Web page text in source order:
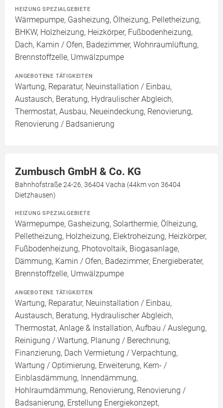
HEIZUNG SPEZIALGEBIETE
Wärmepumpe, Gasheizung, Ölheizung, Pelletheizung,
BHKW, Holzheizung, Heizkörper, Fußbodenheizung,
Dach, Kamin / Ofen, Badezimmer, Wohnraumlüftung,
Brennstoffzelle, Umwälzpumpe
ANGEBOTENE TÄTIGKEITEN
Wartung, Reparatur, Neuinstallation / Einbau,
Austausch, Beratung, Hydraulischer Abgleich,
Thermostat, Ausbau, Neueindeckung, Renovierung,
Renovierung / Badsanierung
Zumbusch GmbH & Co. KG
Bahnhofstraße 24-26, 36404 Vacha (44km von 36404
Dietzhausen)
HEIZUNG SPEZIALGEBIETE
Wärmepumpe, Gasheizung, Solarthermie, Ölheizung,
Pelletheizung, Holzheizung, Elektroheizung, Heizkörper,
Fußbodenheizung, Photovoltaik, Biogasanlage,
Dämmung, Kamin / Ofen, Badezimmer, Energieberater,
Brennstoffzelle, Umwälzpumpe
ANGEBOTENE TÄTIGKEITEN
Wartung, Reparatur, Neuinstallation / Einbau,
Austausch, Beratung, Hydraulischer Abgleich,
Thermostat, Anlage & Installation, Aufbau / Auslegung,
Reinigung / Wartung, Planung / Berechnung,
Finanzierung, Dach Vermietung / Verpachtung,
Wartung / Optimierung, Erweiterung, Kern- /
Einblasdämmung, Innendämmung,
Hohlraumdämmung, Renovierung, Renovierung /
Badsanierung, Erstellung Energiekonzept,